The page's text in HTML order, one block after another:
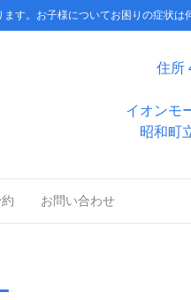
す。お子様についてお困りの症状は
住所
イオンモ
昭和町
お問い合わせ